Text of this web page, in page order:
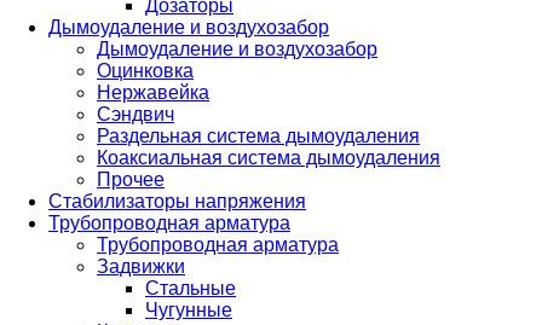
Дозаторы
Дымоудаление и воздухозабор
Дымоудаление и воздухозабор
Оцинковка
Нержавейка
Сэндвич
Раздельная система дымоудаления
Коаксиальная система дымоудаления
Прочее
Стабилизаторы напряжения
Трубопроводная арматура
Трубопроводная арматура
Задвижки
Стальные
Чугунные